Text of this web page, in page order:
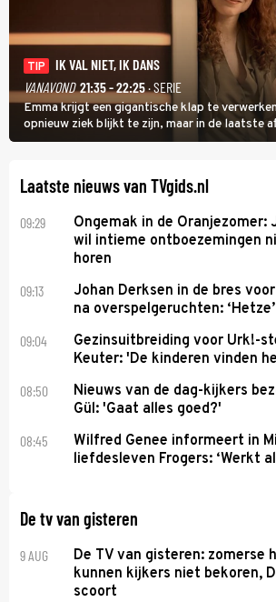
TIP
IK VAL NIET, IK DANS
VANAVOND 21:35 - 22:25· SERIE
Emma krijgt een gigantische klap te
opnieuw ziek blijkt te zijn, maar in de laatste
Ik Dans laat ze zien dat ze niet van plan is op
Laatste nieuws van TVgids.nl
09:29
Ongemak in de Oranjezomer:
wil intieme ontboezemingen
horen
09:13
Johan Derksen in de bres
na overspelgeruchten: ‘Hetze’
09:04
Gezinsuitbreiding voor Urk!-
Keuter: 'De kinderen vinden
08:50
Nieuws van de dag-kijkers
Gül: 'Gaat alles goed?'
08:45
Wilfred Genee informeert in
liefdesleven Frogers: ‘Werkt
De tv van gisteren
9 AUG
De TV van gisteren: zomerse
kunnen kijkers niet bekoren,
scoort